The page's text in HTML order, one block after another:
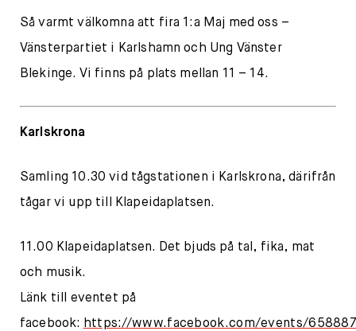
Så varmt välkomna att fira 1:a Maj med oss –
Vänsterpartiet i Karlshamn och Ung Vänster
Blekinge. Vi finns på plats mellan 11 – 14.
Karlskrona
Samling 10.30 vid tågstationen i Karlskrona, därifrån
tågar vi upp till Klapeidaplatsen.
11.00 Klapeidaplatsen. Det bjuds på tal, fika, mat
och musik.
Länk till eventet på
facebook: https://www.facebook.com/events/